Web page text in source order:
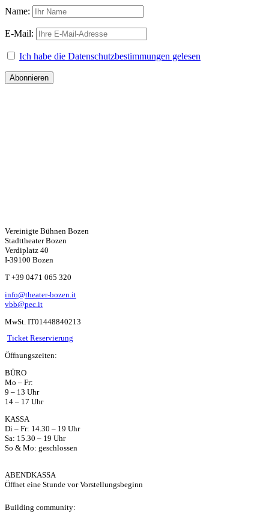
Name:
E-Mail:
Ich habe die Datenschutzbestimmungen gelesen
Vereinigte Bühnen Bozen
Stadttheater Bozen
Verdiplatz 40
I-39100 Bozen
T +39 0471 065 320
info@theater-bozen.it
vbb@pec.it
MwSt. IT01448840213
W
ha
ts
ap
p
Ticket Reservierung
Öffnungszeiten:
BÜRO
Mo – Fr:
9 – 13 Uhr
14 – 17 Uhr
KASSA
Di – Fr: 14.30 – 19 Uhr
Sa: 15.30 – 19 Uhr
So & Mo: geschlossen
ABENDKASSA
Öffnet eine Stunde vor Vorstellungsbeginn
Building community: